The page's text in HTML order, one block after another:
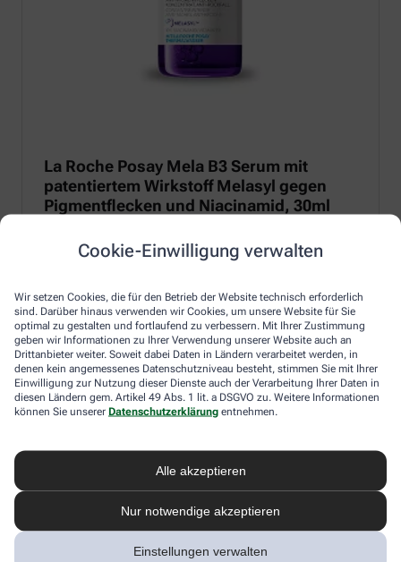
Cookie-Einwilligung verwalten
Wir setzen Cookies, die für den Betrieb der Website technisch erforderlich
sind. Darüber hinaus verwenden wir Cookies, um unsere Website für Sie
optimal zu gestalten und fortlaufend zu verbessern. Mit Ihrer Zustimmung
geben wir Informationen zu Ihrer Verwendung unserer Website auch an
Drittanbieter weiter. Soweit dabei Daten in Ländern verarbeitet werden, in
denen kein angemessenes Datenschutzniveau besteht, stimmen Sie mit Ihrer
Einwilligung zur Nutzung dieser Dienste auch der Verarbeitung Ihrer Daten in
diesen Ländern gem. Artikel 49 Abs. 1 lit. a DSGVO zu. Weitere Informationen
können Sie unserer Datenschutzerklärung entnehmen.
Alle akzeptieren
Nur notwendige akzeptieren
Einstellungen verwalten
La Roche Posay Mela B3 Serum mit
patentiertem Wirkstoff Melasyl gegen
Pigmentflecken und Niacinamid, 30ml
Regulierung von Melanin und 10 % Niacinamid für eine
Zum Produkt